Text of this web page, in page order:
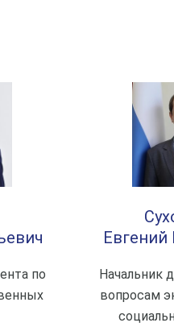
по
Евгений
Начальник
вопросам